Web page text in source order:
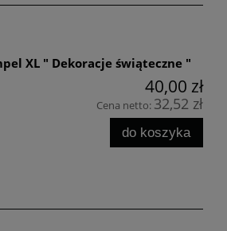
XL " Dekoracje świąteczne "
40,00 zł
Cena netto: 32,52 zł
do koszyka